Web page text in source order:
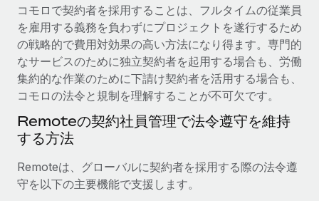
専門家に相談
グローバル人事・コンプライアンスの専門サポート
バックグラウンドチェック
候補者の選考プロセスをシンプルに
Compliance Watchtower
コンプライアンスリスクを先回りして対応
デバイス管理
ITデバイスを世界規模で提供・管理
Remote Build 近日リリース予定
統合とAI自動化に関するコンサルティング
活用事例
と戦略的提携
Reverse Techの概要 健康とウェルネスのスタートアップである
Reverse...
詳細を見る
給与・人材情報
情報センター
サポートを依頼する
すべてのリソースを表示する
ブログ
グローバル給与処理
EORおよびPEO
コモロで契約者を採用することは、フルタイムの従業員
を雇用する義務を負わずにプロジェクトを遂行するため
の戦略的で費用対効果の高い方法になり得ます。専門的
なサービスのために独立契約者を起用する場合も、労働
集約的な作業のために下請け契約者を活用する場合も、
コモロの法令と規制を理解することが不可欠です。
Remoteの契約社員管理で法令遵守を維持
する方法
Remoteは、グローバルに契約者を採用する際の法令遵
守を以下の主要機能で支援します。